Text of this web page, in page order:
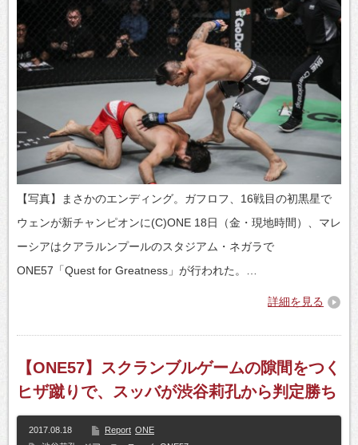
【写真】まさかのエンディング。ガフロフ、16戦目の初黒星で
ウェンが新チャンピオンに(C)ONE 18日（金・現地時間）、マレ
ーシアはクアラルンプールのスタジアム・ネガラで
ONE57「Quest for Greatness」が行われた。…
詳細を見る
【ONE57】スクランブルゲームの隙間をつく
ヒザ蹴りで、スッバが渋谷莉孔から判定勝ち
2017.08.18 Report ONE